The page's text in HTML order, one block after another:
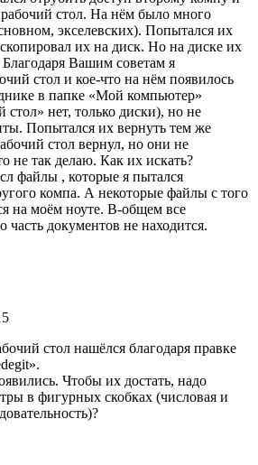
стол. На нём было много
экселевских). Попытался их
их на диск. Но на диске их
Благодаря Вашим советам я
стол и кое-что на нём появилось
в папке «Мой компьютер»
стол» нет, только диски), но не
Попытался их вернуть тем же
стол вернул, но они не
не так делаю. Как их искать?
файлы , которые я пытался
компа. А некоторые файлы с того
на моём ноуте. В-общем все
часть документов не находится.
стол нашёлся благодаря правке
Чтобы их достать, надо
в фигурных скобках (числовая и